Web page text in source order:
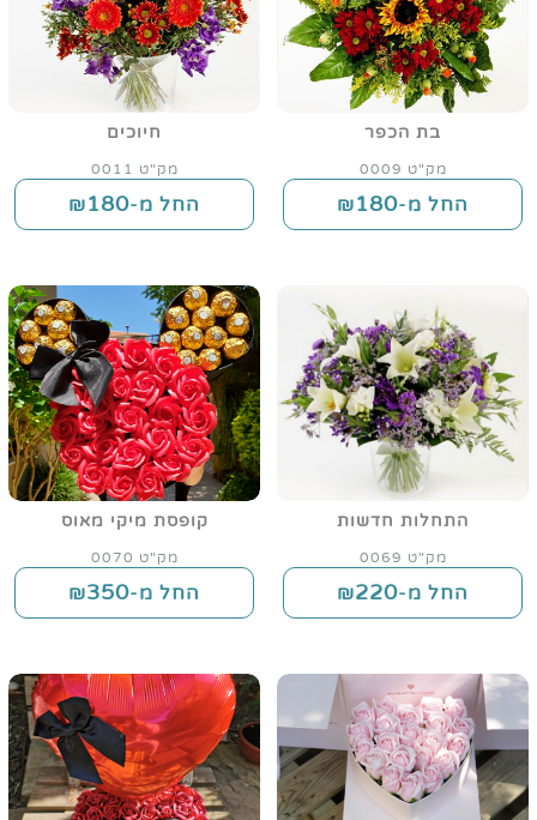
בת הכפר
מק"ט 0009
החל מ-₪180
חיוכים
מק"ט 0011
החל מ-₪180
התחלות חדשות
מק"ט 0069
החל מ-₪220
קופסת מיקי מאוס
מק"ט 0070
החל מ-₪350